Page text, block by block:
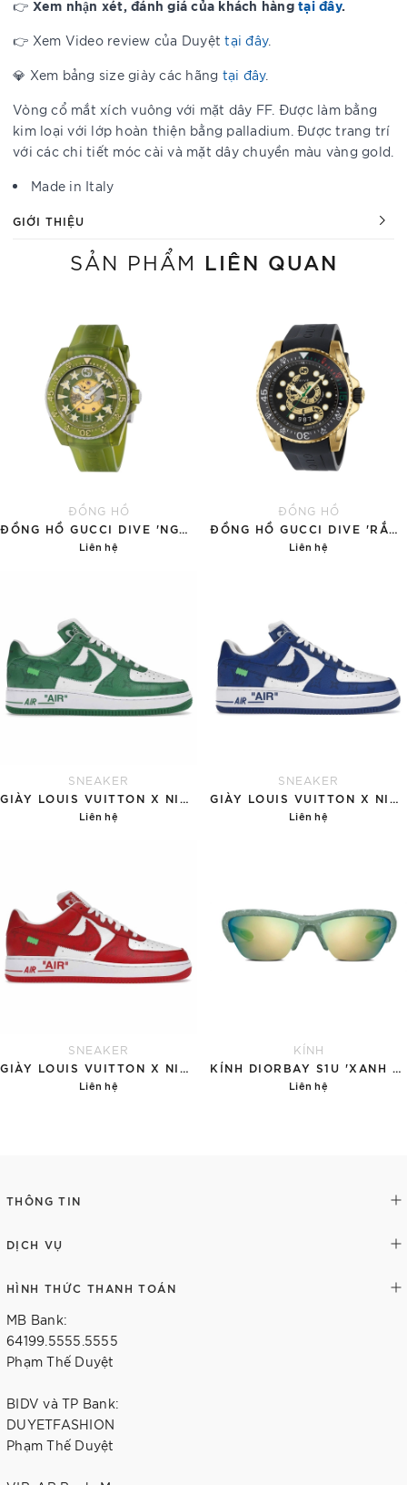
👉 Xem nhận xét, đánh giá của khách hàng tại đây.
👉 Xem Video review của Duyệttại đây.
💎 Xem bảng size giày các hãng tại đây.
Vòng cổ mắt xích vuông với mặt dây FF. Được làm bằng
kim loại với lớp hoàn thiện bằng palladium. Được trang trí
với các chi tiết móc cài và mặt dây chuyền màu vàng gold.
Made in Italy
GIỚI THIỆU
SẢN PHẨM LIÊN QUAN
ĐỒNG HỒ
Liên hệ
ĐỒNG HỒ
Liên hệ
SNEAKER
Liên hệ
SNEAKER
Liên hệ
SNEAKER
Liên hệ
KÍNH
Liên hệ
THÔNG TIN
DỊCH VỤ
HÌNH THỨC THANH TOÁN
MB Bank:
64199.5555.5555
Phạm Thế Duyệt
BIDV và TP Bank:
DUYETFASHION
Phạm Thế Duyệt